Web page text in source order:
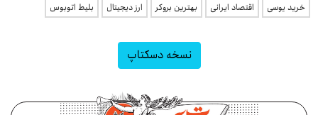
خرید یوسی
اقتصاد ایرانی بهترین بروکر ارز دیجیتال بلیط اتوبوس
نسخه دسکتاپ